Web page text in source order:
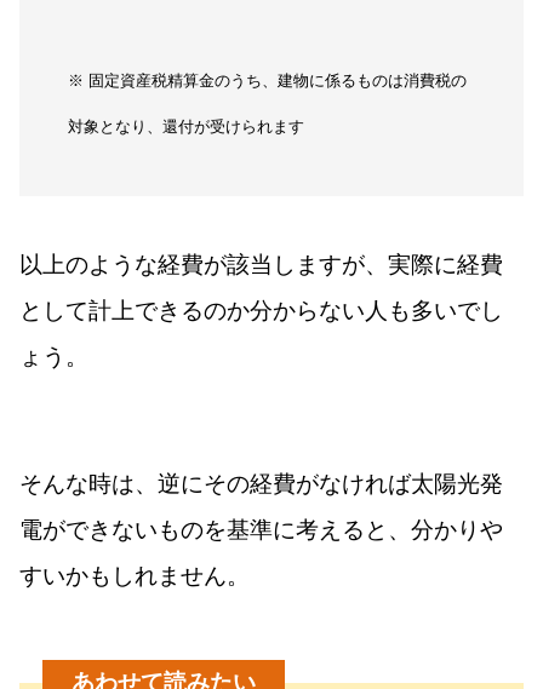
※ 固定資産税精算金のうち、建物に係るものは消費税の
対象となり、還付が受けられます
以上のような経費が該当しますが、実際に経費
として計上できるのか分からない人も多いでし
ょう。
そんな時は、逆にその経費がなければ太陽光発
電ができないものを基準に考えると、分かりや
すいかもしれません。